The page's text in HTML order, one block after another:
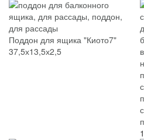
Поддон для ящика "Киото7"
37,5х13,5х2,5